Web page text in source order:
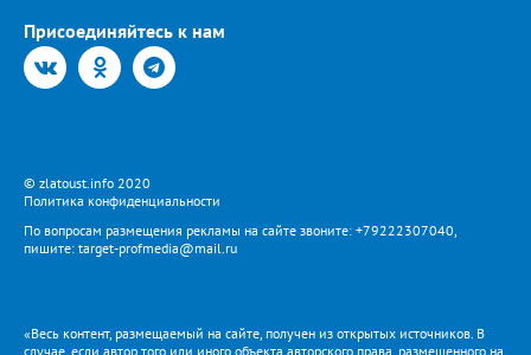
Присоединяйтесь к нам
© zlatoust.info 2020
Политика конфиденциальности
По вопросам размещения рекламы на сайте звоните: +79222307040,
пишите: target-profmedia@mail.ru
«Весь контент, размещаемый на сайте, получен из открытых источников. В
случае, если автор того или иного объекта авторского права, размещенного на